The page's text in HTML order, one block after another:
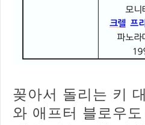
꽂아서 돌리는 키
와 애프터 블로우